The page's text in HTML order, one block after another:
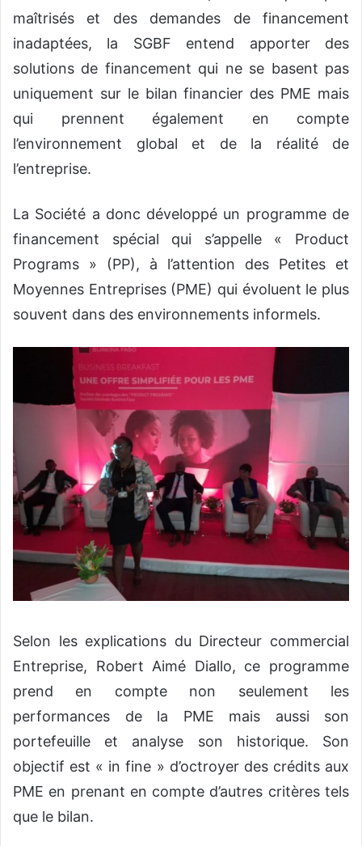
maîtrisés et des demandes de financement
inadaptées, la SGBF entend apporter des
solutions de financement qui ne se basent pas
uniquement sur le bilan financier des PME mais
qui prennent également en compte
l’environnement global et de la réalité de
l’entreprise.
La Société a donc développé un programme de
financement spécial qui s’appelle « Product
Programs » (PP), à l’attention des Petites et
Moyennes Entreprises (PME) qui évoluent le plus
souvent dans des environnements informels.
Selon les explications du Directeur commercial
Entreprise, Robert Aimé Diallo, ce programme
prend en compte non seulement les
performances de la PME mais aussi son
portefeuille et analyse son historique. Son
objectif est « in fine » d’octroyer des crédits aux
PME en prenant en compte d’autres critères tels
que le bilan.